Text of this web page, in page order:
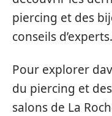
piercing et des
conseils d’experts.
Pour explorer
du piercing et
salons de La